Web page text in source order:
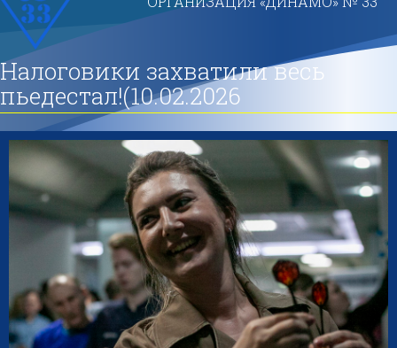
Налоговики захватили весь
пьедестал!(10.02.2026